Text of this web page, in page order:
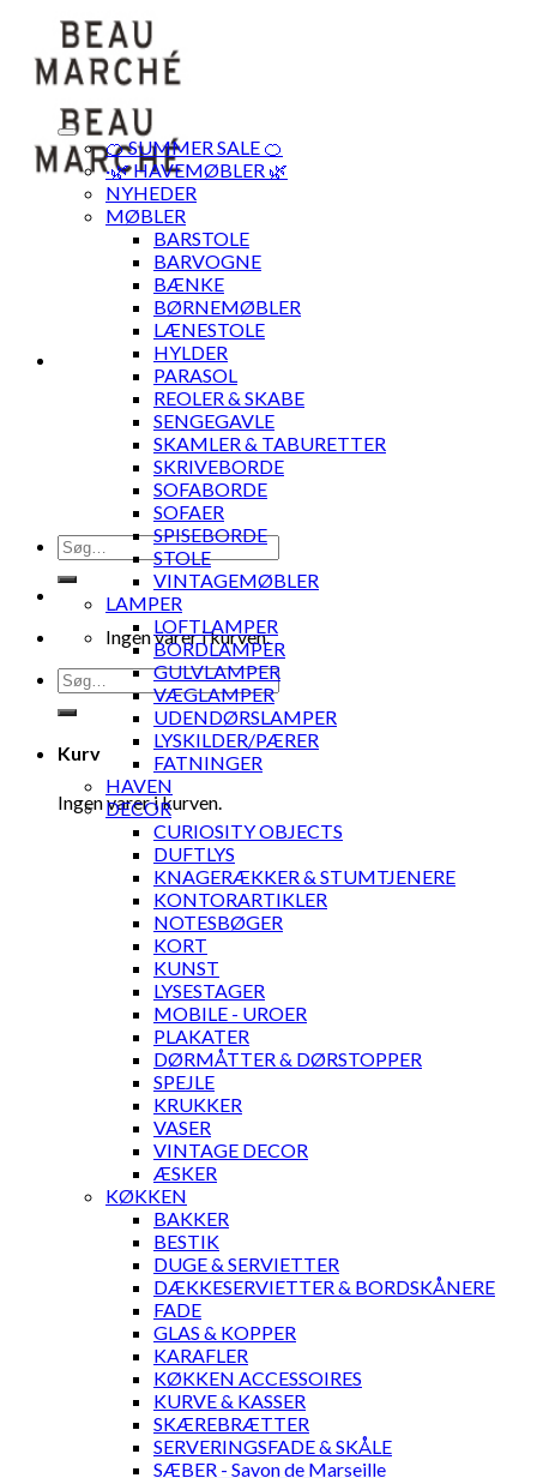
content
Søg
efter:
Ingen varer i kurven.
Søg
efter:
Kurv
Ingen varer i kurven.
🍊 SUMMER SALE 🍊
·🌿 HAVEMØBLER 🌿
NYHEDER
MØBLER
BARSTOLE
BARVOGNE
BÆNKE
BØRNEMØBLER
LÆNESTOLE
HYLDER
PARASOL
REOLER & SKABE
SENGEGAVLE
SKAMLER & TABURETTER
SKRIVEBORDE
SOFABORDE
SOFAER
SPISEBORDE
STOLE
VINTAGEMØBLER
LAMPER
LOFTLAMPER
BORDLAMPER
GULVLAMPER
VÆGLAMPER
UDENDØRSLAMPER
LYSKILDER/PÆRER
FATNINGER
HAVEN
DECOR
CURIOSITY OBJECTS
DUFTLYS
KNAGERÆKKER & STUMTJENERE
KONTORARTIKLER
NOTESBØGER
KORT
KUNST
LYSESTAGER
MOBILE - UROER
PLAKATER
DØRMÅTTER & DØRSTOPPER
SPEJLE
KRUKKER
VASER
VINTAGE DECOR
ÆSKER
KØKKEN
BAKKER
BESTIK
DUGE & SERVIETTER
DÆKKESERVIETTER & BORDSKÅNERE
FADE
GLAS & KOPPER
KARAFLER
KØKKEN ACCESSOIRES
KURVE & KASSER
SKÆREBRÆTTER
SERVERINGSFADE & SKÅLE
SÆBER - Savon de Marseille